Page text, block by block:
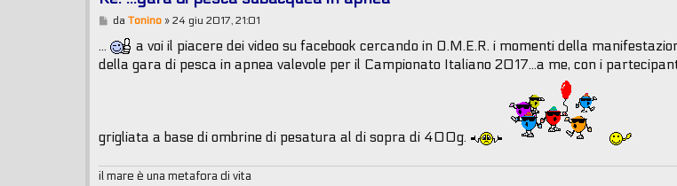
M
s
s
a
da Tonino» 24 giu 2017, 21:01
...
a voi il piacere dei video su facebook cercando in O.M.E.R. i momenti della
della gara di pesca in apnea valevole per il Campionato Italiano 2017...a me, con i
grigliata a base di ombrine di pesatura al di sopra di 400g.
il mare è una metafora di vita